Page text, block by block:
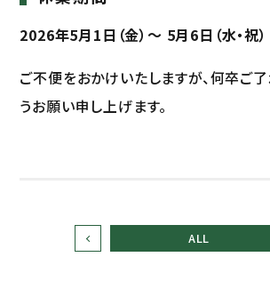
2026年5月1日（金）～ 5月6日（水・祝）
ご不便をおかけいたしますが、何卒ご
うお願い申し上げます。
ALL